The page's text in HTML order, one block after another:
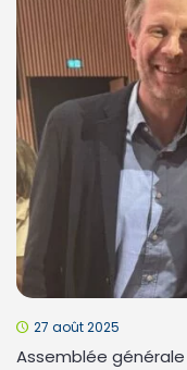
27 août 2025
Assemblée générale